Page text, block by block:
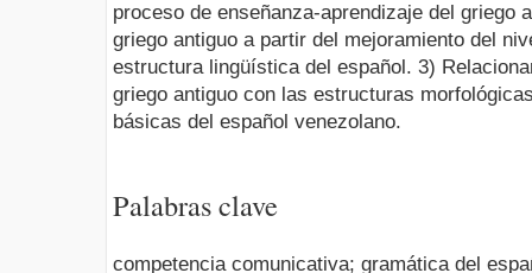
proceso de enseñanza-aprendizaje del griego
griego antiguo a partir del mejoramiento del
estructura lingüística del español. 3)
griego antiguo con las estructuras
básicas del español venezolano.
Palabras clave
competencia comunicativa; gramática del